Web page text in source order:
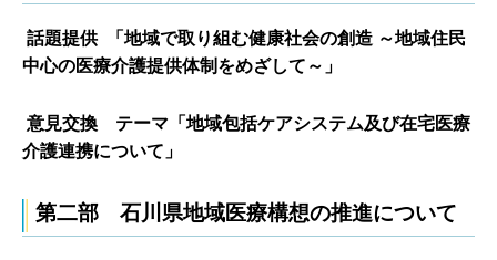
話題提供 「地域で取り組む健康社会の創造 ～地域住民
中心の医療介護提供体制をめざして～」
意見交換 テーマ「地域包括ケアシステム及び在宅医療
介護連携について」
第二部 石川県地域医療構想の推進について